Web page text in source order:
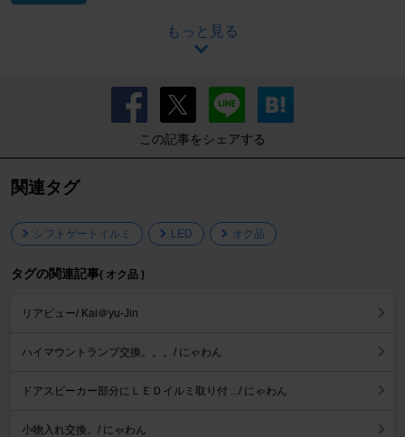
もっと見る
この記事をシェアする
関連タグ
シフトゲートイルミ LED オク品
タグの関連記事( オク品 )
リアビュー/ Kai＠yu-Jin
ハイマウントランプ交換。。。/ にゃわん
ドアスピーカー部分にＬＥＤイルミ取り付 .../ にゃわん
小物入れ交換。/ にゃわん